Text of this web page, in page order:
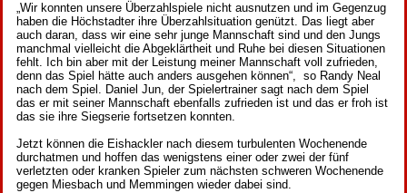
„Wir konnten unsere Überzahlspiele nicht ausnutzen und im Gegenzug
haben die Höchstadter ihre Überzahlsituation genützt. Das liegt aber
auch daran, dass wir eine sehr junge Mannschaft sind und den Jungs
manchmal vielleicht die Abgeklärtheit und Ruhe bei diesen Situationen
fehlt. Ich bin aber mit der Leistung meiner Mannschaft voll zufrieden,
denn das Spiel hätte auch anders ausgehen können“, so Randy Neal
nach dem Spiel. Daniel Jun, der Spielertrainer sagt nach dem Spiel
das er mit seiner Mannschaft ebenfalls zufrieden ist und das er froh ist
das sie ihre Siegserie fortsetzen konnten.
Jetzt können die Eishackler nach diesem turbulenten Wochenende
durchatmen und hoffen das wenigstens einer oder zwei der fünf
verletzten oder kranken Spieler zum nächsten schweren Wochenende
gegen Miesbach und Memmingen wieder dabei sind.